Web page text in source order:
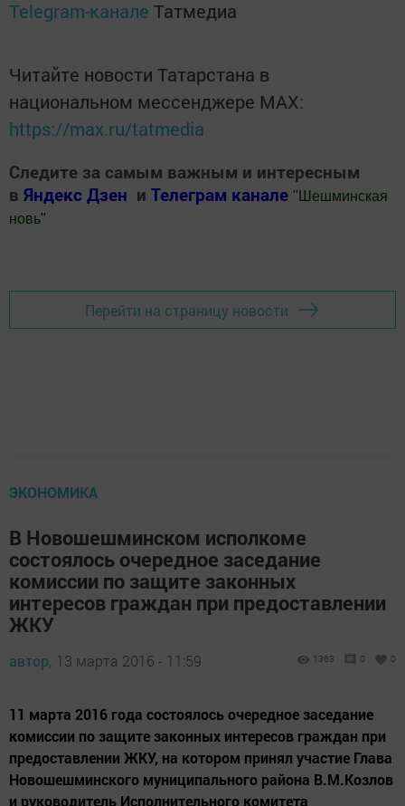
Telegram-канале Татмедиа
Читайте новости Татарстана в
национальном мессенджере MАХ:
https://max.ru/tatmedia
Следите за самым важным и интересным
в Яндекс Дзен и Телеграм канале " Шешминская
новь"
Перейти на страницу новости
ЭКОНОМИКА
В Новошешминском исполкоме
состоялось очередное заседание
комиссии по защите законных
интересов граждан при предоставлении
ЖКУ
автор, 13 марта 2016 - 11:59 1363 0 0
11 марта 2016 года состоялось очередное заседание
комиссии по защите законных интересов граждан при
предоставлении ЖКУ, на котором принял участие Глава
Новошешминского муниципального района В.М.Козлов
и руководитель Исполнительного комитета